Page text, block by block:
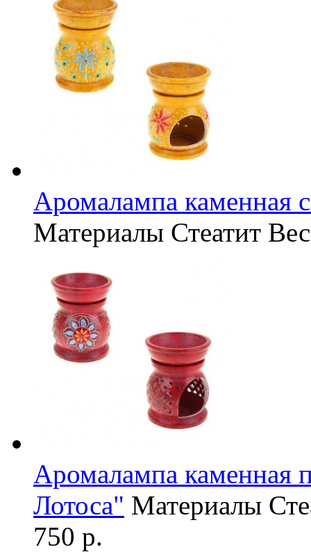
Аромалампа каменная
Материалы Стеатит Вес
Аромалампа каменная
Лотоса" Материалы
750 р.